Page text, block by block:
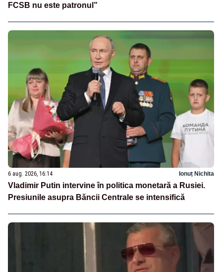
FCSB nu este patronul”
6 aug. 2026, 16:14 Ionuț Nichita
Vladimir Putin intervine în politica monetară a Rusiei.
Presiunile asupra Băncii Centrale se intensifică